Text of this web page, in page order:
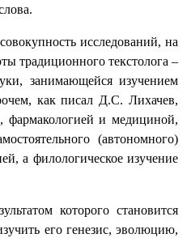
исследований, на
традиционного текстолога –
занимающейся изучением
как писал Д.С. Лихачев,
фармакологией и медициной,
(автономного)
а филологическое изучение
которого становится
его генезис, эволюцию,